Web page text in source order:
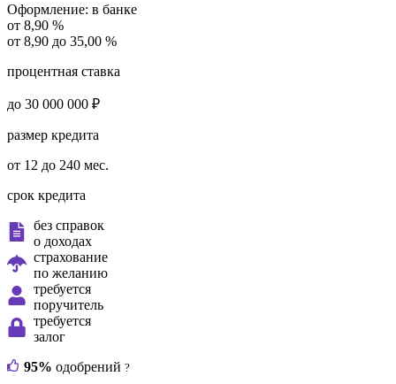
Оформление: в банке
от 8,90 %
от 8,90 до 35,00 %
процентная ставка
до 30 000 000 ₽
размер кредита
от 12 до 240 мес.
срок кредита
без справок
о доходах
страхование
по желанию
требуется
поручитель
требуется
залог
95% одобрений ?